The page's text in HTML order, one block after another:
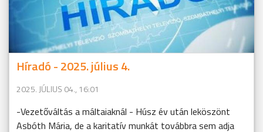
Híradó - 2025. július 4.
2025. JÚLIUS 04., 16:01
-Vezetőváltás a máltaiaknál - Húsz év után leköszönt
Asbóth Mária, de a karitatív munkát továbbra sem adja